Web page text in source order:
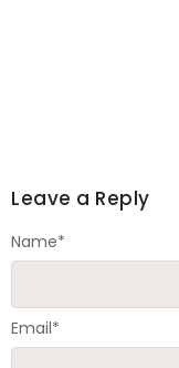
Leave a Reply
Name*
Email*